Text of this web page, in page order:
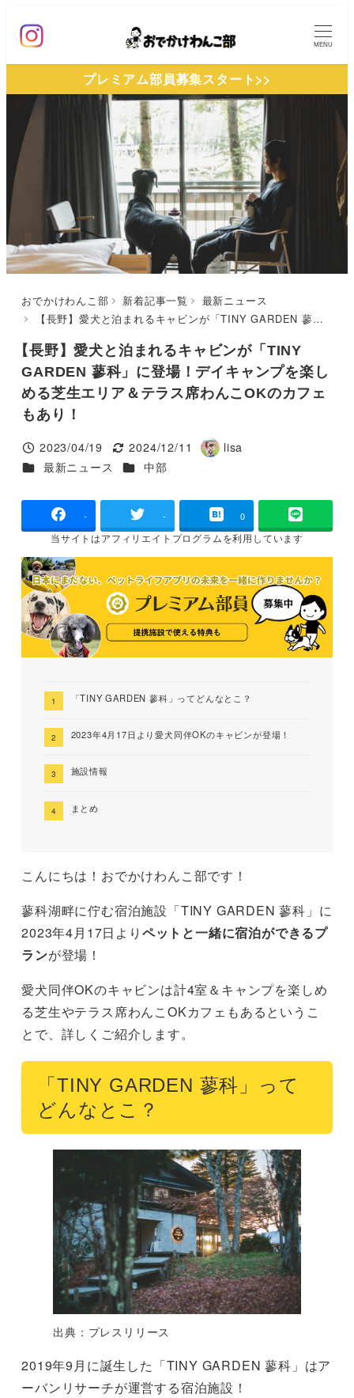
ン
ツ
へ
移
動
MENU
プレミアム部員募集スタート>>
おでかけわんこ部 新着記事一覧
最新ニュース
【長野】愛犬と泊まれるキャビンが「TINY GARDEN 蓼科」に登場！デイキャンプを楽しめる芝生エリア＆テラス席わんこOKのカフェもあり！
【長野】愛犬と泊まれるキャビンが「TINY
GARDEN 蓼科」に登場！デイキャンプを楽し
める芝生エリア＆テラス席わんこOKのカフェ
もあり！
投稿日
2023/04/19
更新日
2024/12/11
著
lisa
カテゴリー
最新ニュース カテゴリー
中部
- - 0
当サイトはアフィリエイトプログラムを利用しています
「TINY GARDEN 蓼科」ってどんなとこ？
2023年4月17日より愛犬同伴OKのキャビンが登場！
施設情報
まとめ
こんにちは！おでかけわんこ部です！
蓼科湖畔に佇む宿泊施設「TINY GARDEN 蓼科」に
2023年4月17日より ペットと一緒に宿泊ができるプ
ランが登場！
愛犬同伴OKのキャビンは計4室＆キャンプを楽しめ
る芝生やテラス席わんこOKカフェもあるというこ
とで、詳しくご紹介します。
「TINY GARDEN 蓼科」って
どんなとこ？
出典：プレスリリース
2019年9月に誕生した「TINY GARDEN 蓼科」はア
ーバンリサーチが運営する宿泊施設！